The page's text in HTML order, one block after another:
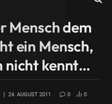
Mensch dem
ein Mensch,
nicht kennt…
24. AUGUST 2011 0 0